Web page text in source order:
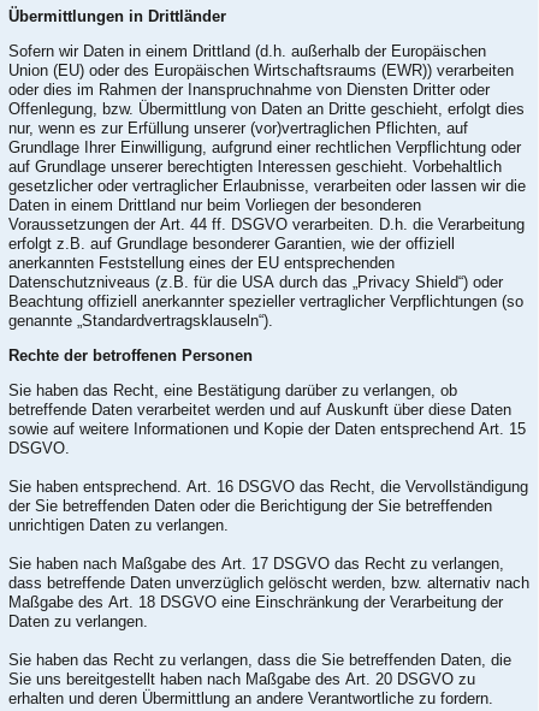
Übermittlungen in Drittländer
Sofern wir Daten in einem Drittland (d.h. außerhalb der Europäischen
Union (EU) oder des Europäischen Wirtschaftsraums (EWR)) verarbeiten
oder dies im Rahmen der Inanspruchnahme von Diensten Dritter oder
Offenlegung, bzw. Übermittlung von Daten an Dritte geschieht, erfolgt dies
nur, wenn es zur Erfüllung unserer (vor)vertraglichen Pflichten, auf
Grundlage Ihrer Einwilligung, aufgrund einer rechtlichen Verpflichtung oder
auf Grundlage unserer berechtigten Interessen geschieht. Vorbehaltlich
gesetzlicher oder vertraglicher Erlaubnisse, verarbeiten oder lassen wir die
Daten in einem Drittland nur beim Vorliegen der besonderen
Voraussetzungen der Art. 44 ff. DSGVO verarbeiten. D.h. die Verarbeitung
erfolgt z.B. auf Grundlage besonderer Garantien, wie der offiziell
anerkannten Feststellung eines der EU entsprechenden
Datenschutzniveaus (z.B. für die USA durch das „Privacy Shield“) oder
Beachtung offiziell anerkannter spezieller vertraglicher Verpflichtungen (so
genannte „Standardvertragsklauseln“).
Rechte der betroffenen Personen
Sie haben das Recht, eine Bestätigung darüber zu verlangen, ob
betreffende Daten verarbeitet werden und auf Auskunft über diese Daten
sowie auf weitere Informationen und Kopie der Daten entsprechend Art. 15
DSGVO.
Sie haben entsprechend. Art. 16 DSGVO das Recht, die Vervollständigung
der Sie betreffenden Daten oder die Berichtigung der Sie betreffenden
unrichtigen Daten zu verlangen.
Sie haben nach Maßgabe des Art. 17 DSGVO das Recht zu verlangen,
dass betreffende Daten unverzüglich gelöscht werden, bzw. alternativ nach
Maßgabe des Art. 18 DSGVO eine Einschränkung der Verarbeitung der
Daten zu verlangen.
Sie haben das Recht zu verlangen, dass die Sie betreffenden Daten, die
Sie uns bereitgestellt haben nach Maßgabe des Art. 20 DSGVO zu
erhalten und deren Übermittlung an andere Verantwortliche zu fordern.